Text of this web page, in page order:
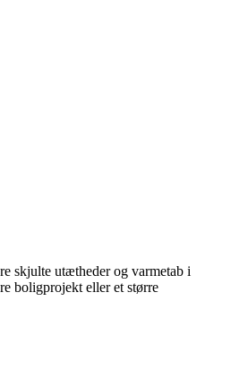
skjulte utætheder og varmetab i
boligprojekt eller et større